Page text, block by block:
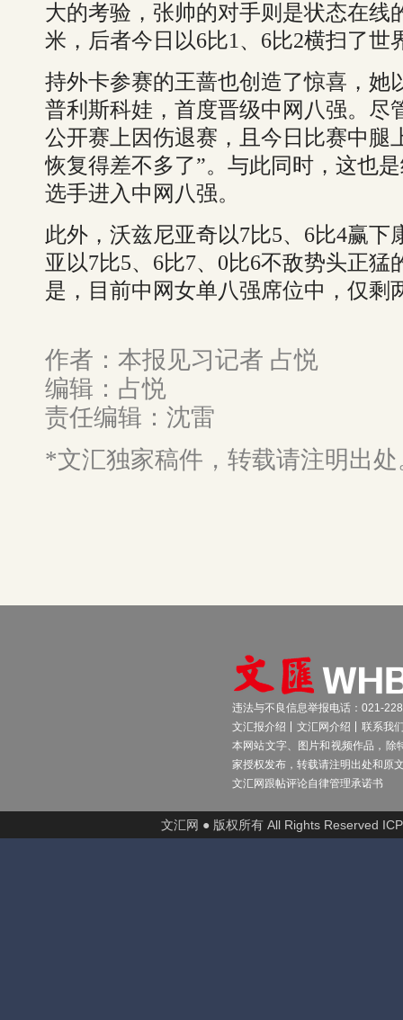
大的考验，张帅的对手则是状态在线
米，后者今日以6比1、6比2横扫了世
持外卡参赛的王蔷也创造了惊喜，她
普利斯科娃，首度晋级中网八强。尽
公开赛上因伤退赛，且今日比赛中腿
恢复得差不多了”。与此同时，这也
选手进入中网八强。
此外，沃兹尼亚奇以7比5、6比4赢
亚以7比5、6比7、0比6不敌势头正
是，目前中网女单八强席位中，仅剩
作者：本报见习记者 占悦
编辑：占悦
责任编辑：沈雷
*文汇独家稿件，转载请注明出处
违法与不良信息举报电话：021-
文汇报介绍
文汇网介绍
联系我
本网站文字、图片和视频作品，除
家授权发布，转载请注明出处和原
文汇网跟帖评论自律管理承诺书
文汇网 ● 版权所有 All Rights Reserved